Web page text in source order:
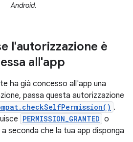
Android.
l'autorizzazione è
all'app
ha già concesso all'app una
passa questa autorizzazione
.
PERMISSION_GRANTED o
a seconda che la tua app disponga